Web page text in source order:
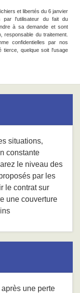
et libertés du 6 janvier
par l'utilisateur du fait du
à sa demande et sont
responsable du traitement.
confidentielles par nos
tierce, quelque soit l'usage
situations,
constante
le niveau des
par les
le contrat sur
une couverture
une perte